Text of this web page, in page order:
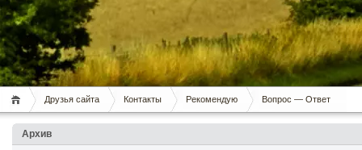
Друзья сайта Контакты Рекомендую Вопрос — Ответ
Архив